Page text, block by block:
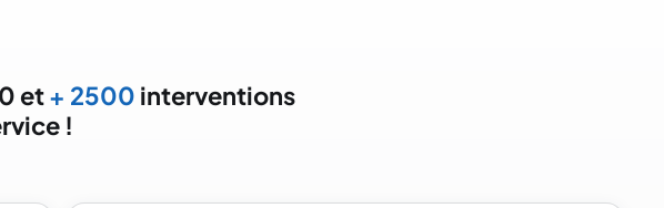
et+ 2500 interventions
!